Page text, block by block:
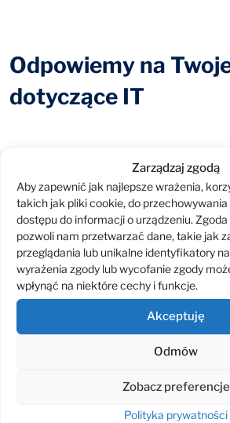
Zarządzaj zgodą
Aby zapewnić jak najlepsze wrażenia,
takich jak pliki cookie, do
dostępu do informacji o urządzeniu.
pozwoli nam przetwarzać dane, takie jak
przeglądania lub unikalne identyfikatory
wyrażenia zgody lub wycofanie zgody
wpłynąć na niektóre cechy i funkcje.
Akceptuję
Odmów
Zobacz preferencje
Polityka prywatności
Odpowiemy na
dotyczące IT